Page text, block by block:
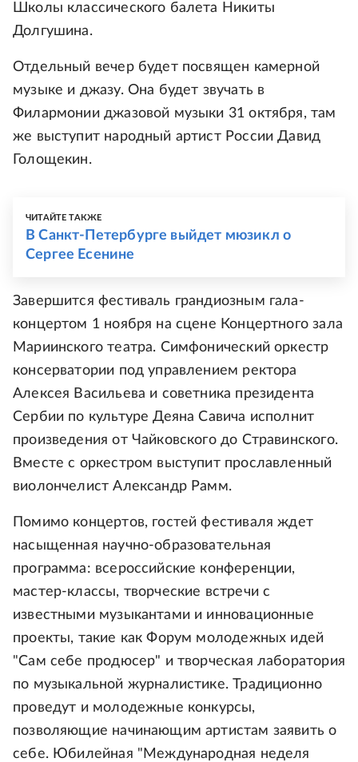
Школы классического балета Никиты
Долгушина.
Отдельный вечер будет посвящен камерной
музыке и джазу. Она будет звучать в
Филармонии джазовой музыки 31 октября, там
же выступит народный артист России Давид
Голощекин.
ЧИТАЙТЕ ТАКЖЕ
В Санкт-Петербурге выйдет мюзикл о
Сергее Есенине
Завершится фестиваль грандиозным гала-
концертом 1 ноября на сцене Концертного зала
Мариинского театра. Симфонический оркестр
консерватории под управлением ректора
Алексея Васильева и советника президента
Сербии по культуре Деяна Савича исполнит
произведения от Чайковского до Стравинского.
Вместе с оркестром выступит прославленный
виолончелист Александр Рамм.
Помимо концертов, гостей фестиваля ждет
насыщенная научно-образовательная
программа: всероссийские конференции,
мастер-классы, творческие встречи с
известными музыкантами и инновационные
проекты, такие как Форум молодежных идей
"Сам себе продюсер" и творческая лаборатория
по музыкальной журналистике. Традиционно
проведут и молодежные конкурсы,
позволяющие начинающим артистам заявить о
себе. Юбилейная "Международная неделя